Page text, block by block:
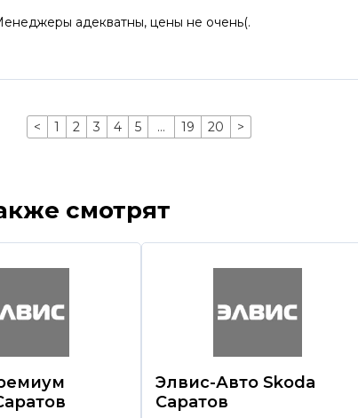
адекватны, цены не очень(.
< 1 2 3 4 5 … 19 20 >
смотрят
Элвис-Авто Skoda
Саратов